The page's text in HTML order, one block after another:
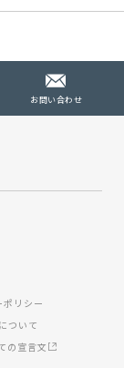
お問い合わせ
ポリシー
ついて
の宣言文